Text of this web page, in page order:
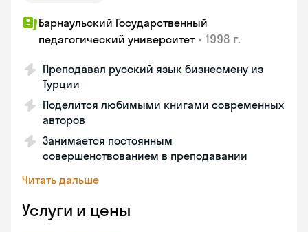
Барнаульский Государственный
педагогический университет • 1998 г.
Преподавал русский язык бизнесмену из
Турции
Поделится любимыми книгами современных
авторов
Занимается постоянным
совершенствованием в преподавании
Читать дальше
Услуги и цены